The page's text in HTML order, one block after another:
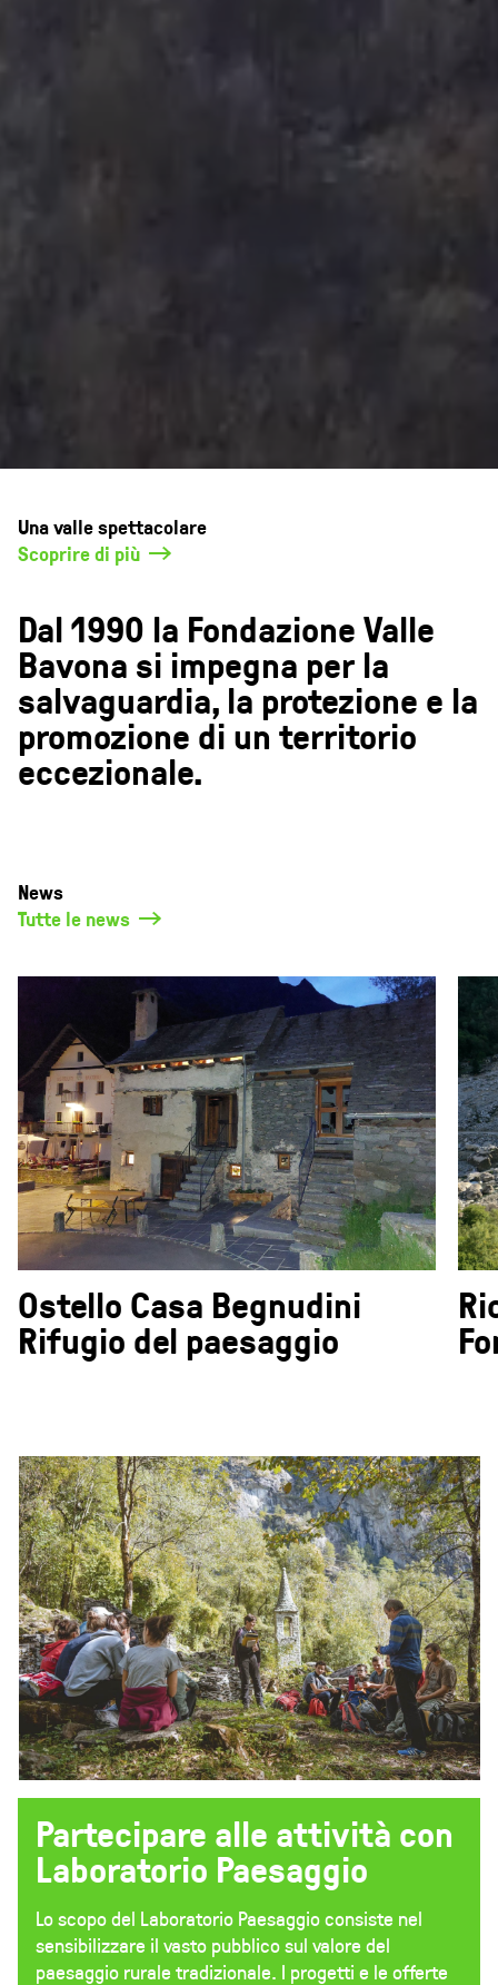
Una valle spettacolare
Scoprire di più
Dal 1990 la Fondazione Valle
Bavona si impegna per la
salvaguardia, la protezione e la
promozione di un territorio
eccezionale.
News
Tutte le news
Ostello Casa Begnudini
Rifugio del paesaggio
Partecipare alle attività con
Laboratorio Paesaggio
Lo scopo del Laboratorio Paesaggio consiste nel
sensibilizzare il vasto pubblico sul valore del
paesaggio rurale tradizionale. I progetti e le offerte